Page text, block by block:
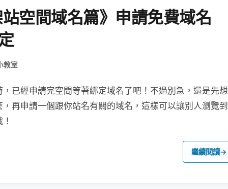
站空間域名篇》申請免費域名
教室
已經申請完空間等著綁定域名了吧！ 不過別急，還是先想
再申請一個跟你站名有關的域名，這樣可以讓別人瀏覽到
繼續閱讀→